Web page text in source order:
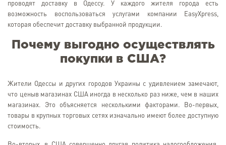
проводят доставку в Одессу. У каждого жителя города есть
возможность воспользоваться услугами компании EasyXpress,
которая обеспечит доставку выбранной продукции.
Почему выгодно осуществлять
покупки в США?
Жители Одессы и других городов Украины с удивлением замечают,
что ценыв магазинах США иногда в несколько раз ниже, чем в наших
магазинах. Это объясняется несколькими факторами. Во-первых,
товары в крупных торговых сетях изначально имеют более доступную
стоимость.